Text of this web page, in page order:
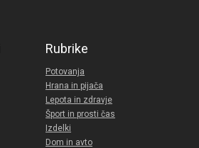
Rubrike
Potovanja
Hrana in pijača
Lepota in zdravje
Šport in prosti čas
Izdelki
Dom in avto